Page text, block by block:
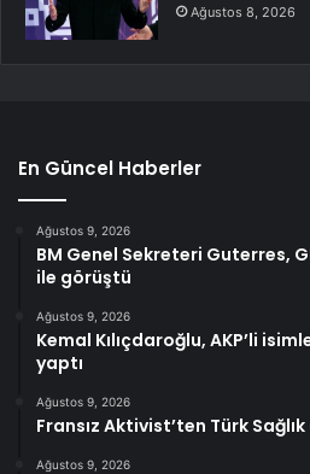
Ağustos 8, 2026
En Güncel Haberler
Ağustos 9, 2026
BM Genel Sekreteri Guterres,
ile görüştü
Ağustos 9, 2026
Kemal Kılıçdaroğlu, AKP’li
yaptı
Ağustos 9, 2026
Fransız Aktivist’ten Türk
Ağustos 9, 2026